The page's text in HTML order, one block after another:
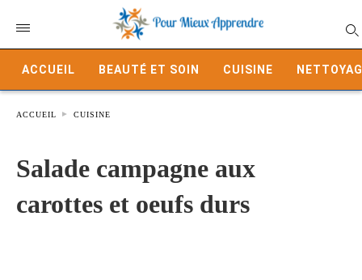
ACCUEIL BEAUTÉ ET SOIN CUISINE
ACCUEIL CUISINE
Salade campagne aux
carottes et oeufs durs